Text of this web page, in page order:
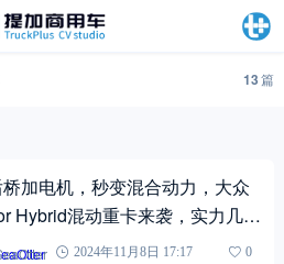
13篇
加电机，秒变混合动力，大众
Hybrid混动重卡来袭，实力几
2024年11月8日 17:17
0